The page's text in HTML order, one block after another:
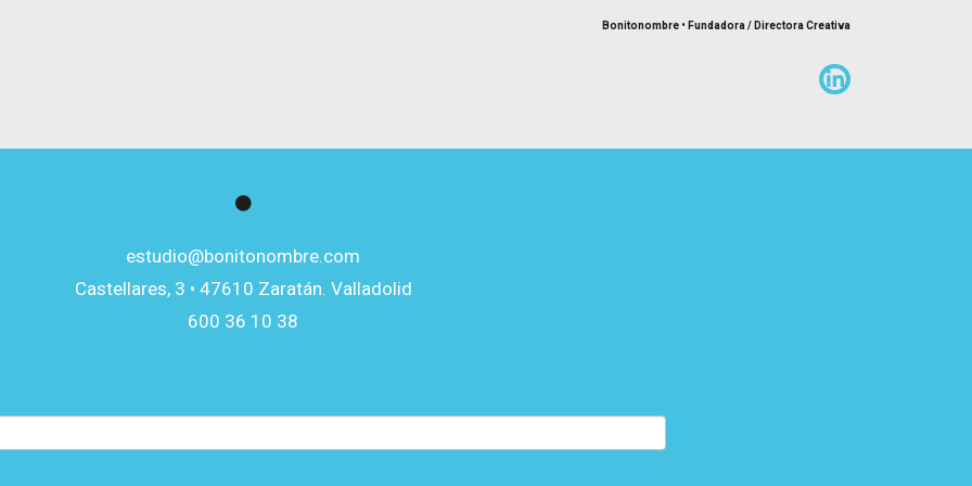
Bonitonombre • Fundadora / Directora Creativa
estudio@bonitonombre.com
Castellares, 3 • 47610 Zaratán. Valladolid
600 36 10 38